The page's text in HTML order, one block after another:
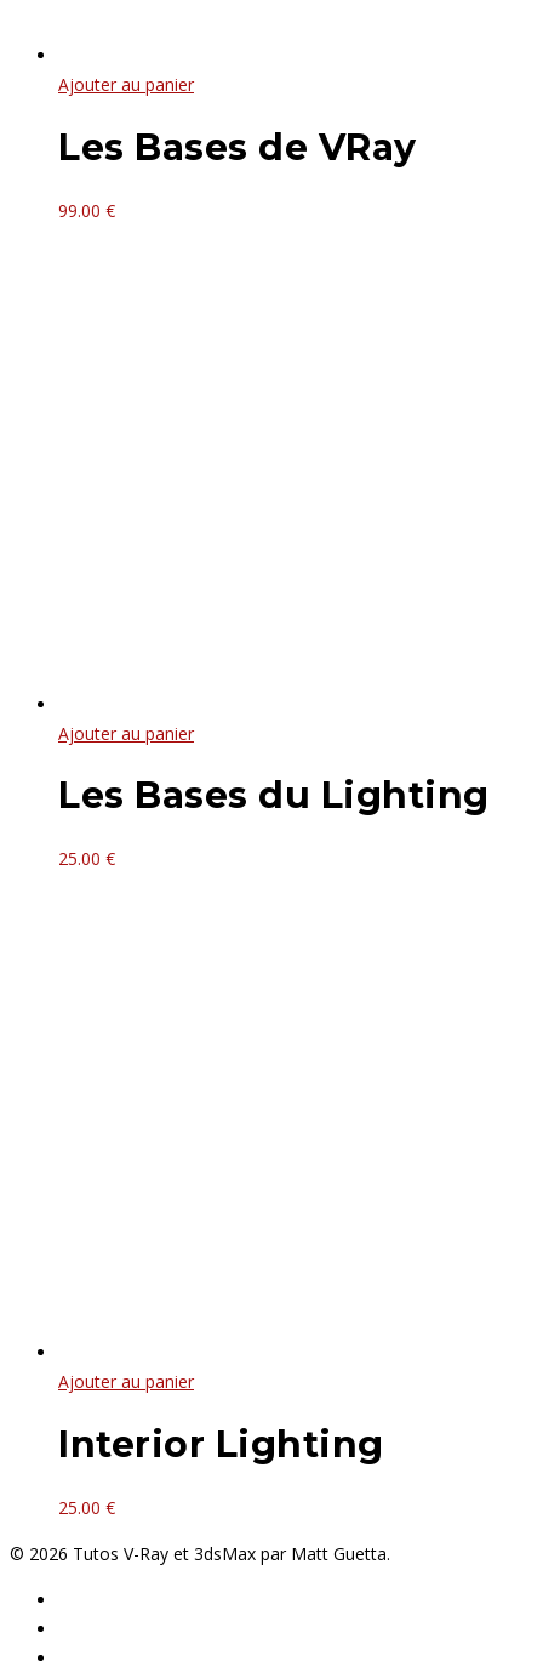
Ajouter au panier
Les Bases de VRay
99.00 €
Ajouter au panier
Les Bases du Lighting
25.00 €
Ajouter au panier
Interior Lighting
25.00 €
© 2026 Tutos V-Ray et 3dsMax par Matt Guetta.